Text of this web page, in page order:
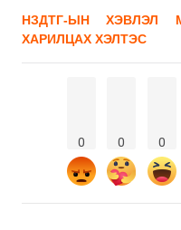
НЗДТГ-ЫН ХЭВЛЭЛ
ХАРИЛЦАХ ХЭЛТЭС
0 0 0